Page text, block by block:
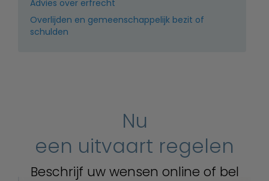
Advies over erfrecht
Overlijden en gemeenschappelijk bezit of
schulden
Nu
een uitvaart regelen
Beschrijf uw wensen online of bel